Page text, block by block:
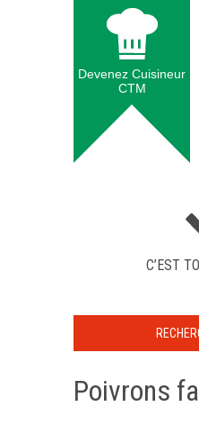
Devenez Cuisineur
CTM
C’EST
Poivrons